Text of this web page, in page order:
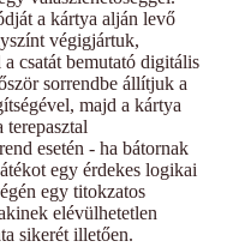
a kártya alján levő
végigjártuk,
csatát bemutató digitális
sorrendbe állítjuk a
majd a kártya
esetén - ha bátornak
egy érdekes logikai
egy titokzatos
elévülhetetlen
sikerét illetően.